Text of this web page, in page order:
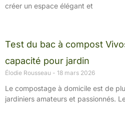
créer un espace élégant et
Test du bac à compost
capacité pour jardin
Élodie Rousseau 18 mars 2026
Le compostage à domicile est de
jardiniers amateurs et passionnés.